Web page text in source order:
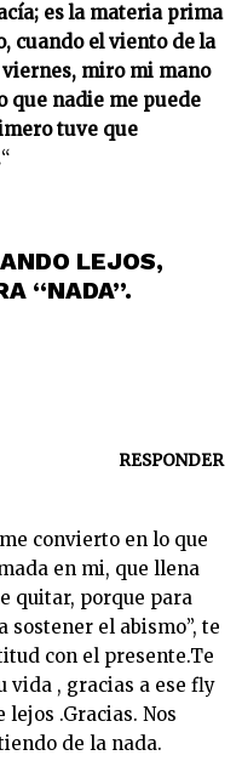
es la materia prima
cuando el viento de la
miro mi mano
que nadie me puede
tuve que
“
LEJOS,
“NADA”.
RESPONDER
convierto en lo que
en mi, que llena
quitar, porque para
sostener el abismo”, te
con el presente.Te
vida , gracias a ese fly
.Gracias. Nos
de la nada.